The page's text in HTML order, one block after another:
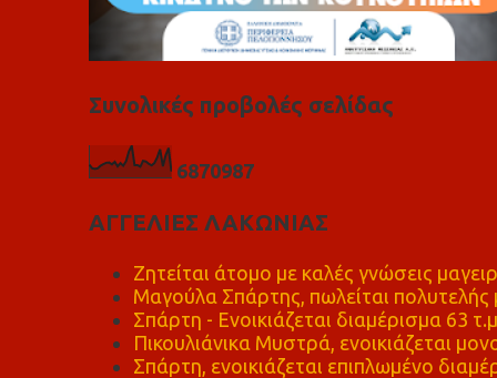
Συνολικές προβολές σελίδας
6870987
ΑΓΓΕΛΙΕΣ ΛΑΚΩΝΙΑΣ
Ζητείται άτομο με καλές γνώσεις
Μαγούλα Σπάρτης, πωλείται πολυτελής
Σπάρτη - Ενοικιάζεται διαμέρισμα 63 τ.μ
Πικουλιάνικα Μυστρά, ενοικιάζεται
Σπάρτη, ενοικιάζεται επιπλωμένο